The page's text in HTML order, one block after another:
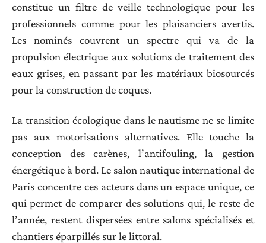
constitue un filtre de veille technologique pour les
professionnels comme pour les plaisanciers avertis.
Les nominés couvrent un spectre qui va de la
propulsion électrique aux solutions de traitement des
eaux grises, en passant par les matériaux biosourcés
pour la construction de coques.
La transition écologique dans le nautisme ne se limite
pas aux motorisations alternatives. Elle touche la
conception des carènes, l’antifouling, la gestion
énergétique à bord. Le salon nautique international de
Paris concentre ces acteurs dans un espace unique, ce
qui permet de comparer des solutions qui, le reste de
l’année, restent dispersées entre salons spécialisés et
chantiers éparpillés sur le littoral.